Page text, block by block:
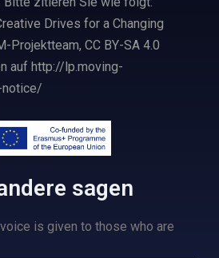
Drives for a Changing
Projektteam, CC BY-SA 4.0
auf http://lp.moving-
notice/
sagen
is given to those who are